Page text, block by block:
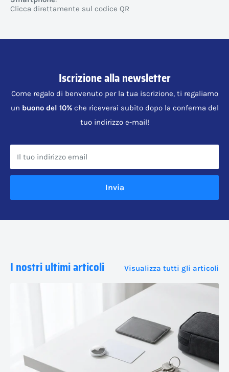
Clicca direttamente sul codice QR
Iscrizione alla newsletter
Come regalo di benvenuto per la tua iscrizione, ti regaliamo
un buono del 10%che riceverai subito dopo la conferma del
tuo indirizzo e-mail!
Il tuo indirizzo email
Invia
I nostri ultimi articoli Visualizza tutti gli articoli